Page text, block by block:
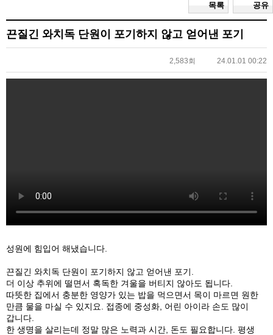
공유
목록
끈질긴 와치독 단원이 포기하지 않고 얻어낸 포기
2,583회 24.01.01 00:22
성원에 힘입어 해냈습니다.
끈질긴 와치독 단원이 포기하지 않고 얻어낸 포기.
더 이상 추위에 떨면서 혹독한 겨울을 버티지 않아도 됩니다.
따뜻한 집에서 충분한 영양가 있는 밥을 먹으면서 목이 마르면 원한
만큼 물을 마실 수 있지요. 접종에 중성화, 어린 아이라 손도 많이
갑니다.
한 생명을 살리는데 정말 많은 노력과 시간, 돈도 필요합니다. 평생